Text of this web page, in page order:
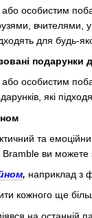
особистим
друзями,
для будь-
подарунки
особистим
які
та
Bramble ви можете
, наприклад з
кожного ще
на останній